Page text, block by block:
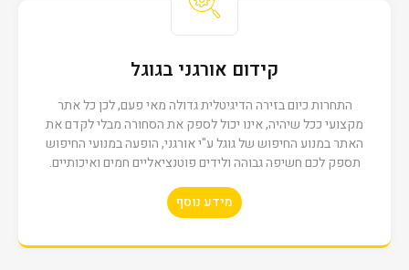
קידום אורגני בגוגל
התחרות כיום בזירה הדיגיטלית גדולה מאי פעם, לכן כל אתר
מקצועי ככל שיהיה, אינו יכול לספק את הסחורה מבלי לקדם את
האתר במנוע החיפוש של גוגל ע"י אורגני, הופעה במנועי החיפוש
תספק לכם חשיפה גבוהה ולידים פוטנציאליים חמים ואיכותיים.
מידע נוסף
חסון הנדסה